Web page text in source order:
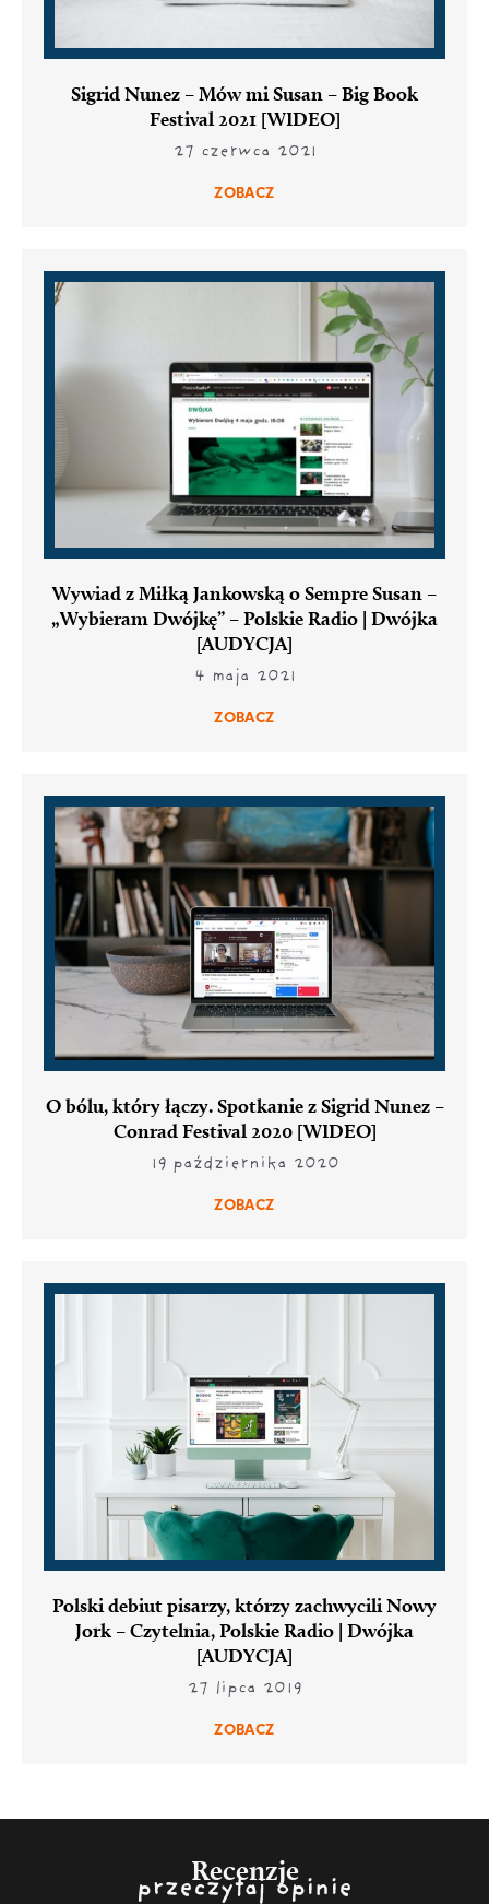
Sigrid Nunez – Mów mi Susan – Big Book
Festival 2021 [WIDEO]
27 czerwca 2021
ZOBACZ
Wywiad z Miłką Jankowską o Sempre Susan –
„Wybieram Dwójkę” – Polskie Radio | Dwójka
[AUDYCJA]
4 maja 2021
ZOBACZ
O bólu, który łączy. Spotkanie z Sigrid Nunez –
Conrad Festival 2020 [WIDEO]
19 października 2020
ZOBACZ
Polski debiut pisarzy, którzy zachwycili Nowy
Jork – Czytelnia, Polskie Radio | Dwójka
[AUDYCJA]
27 lipca 2019
ZOBACZ
Recenzje
przeczytaj opinie